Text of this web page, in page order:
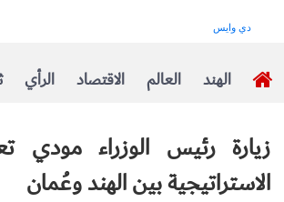
الرأي الاقتصاد العالم الهند
زيارة رئيس الوزراء مودي
الاستراتيجية بين الهند وعُمان